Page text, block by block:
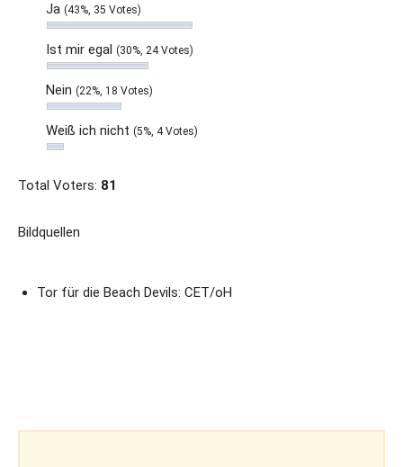
Ja (43%, 35 Votes)
Ist mir egal (30%, 24 Votes)
Nein (22%, 18 Votes)
Weiß ich nicht (5%, 4 Votes)
Total Voters: 81
Bildquellen
Tor für die Beach Devils: CET/oH